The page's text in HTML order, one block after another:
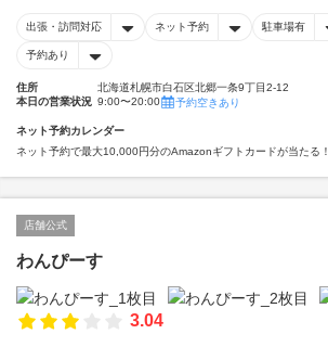
出張・訪問対応 ネット予約 駐車場有
予約あり
住所
北海道札幌市白石区北郷一条9丁目2-12
本日の営業状況 9:00〜20:00 予約空きあり
ネット予約カレンダー
ネット予約で最大10,000円分のAmazonギフトカードが当たる！
店舗公式
わんぴーす
3.04